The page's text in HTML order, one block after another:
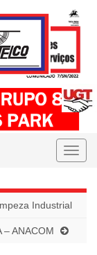
Toggle
Industrial
– ANACOM